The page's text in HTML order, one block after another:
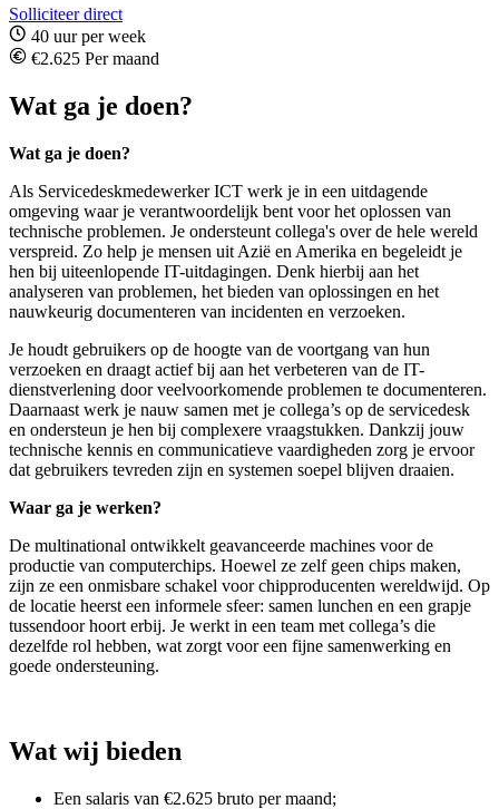
Solliciteer direct
40 uur per week
€2.625 Per maand
Wat ga je doen?
Wat ga je doen?
Als Servicedeskmedewerker ICT werk je in een uitdagende
omgeving waar je verantwoordelijk bent voor het oplossen van
technische problemen. Je ondersteunt collega's over de hele wereld
verspreid. Zo help je mensen uit Azië en Amerika en begeleidt je
hen bij uiteenlopende IT-uitdagingen. Denk hierbij aan het
analyseren van problemen, het bieden van oplossingen en het
nauwkeurig documenteren van incidenten en verzoeken.
Je houdt gebruikers op de hoogte van de voortgang van hun
verzoeken en draagt actief bij aan het verbeteren van de IT-
dienstverlening door veelvoorkomende problemen te documenteren.
Daarnaast werk je nauw samen met je collega’s op de servicedesk
en ondersteun je hen bij complexere vraagstukken. Dankzij jouw
technische kennis en communicatieve vaardigheden zorg je ervoor
dat gebruikers tevreden zijn en systemen soepel blijven draaien.
Waar ga je werken?
De multinational ontwikkelt geavanceerde machines voor de
productie van computerchips. Hoewel ze zelf geen chips maken,
zijn ze een onmisbare schakel voor chipproducenten wereldwijd. Op
de locatie heerst een informele sfeer: samen lunchen en een grapje
tussendoor hoort erbij. Je werkt in een team met collega’s die
dezelfde rol hebben, wat zorgt voor een fijne samenwerking en
goede ondersteuning.
Wat wij bieden
Een salaris van €2.625 bruto per maand;